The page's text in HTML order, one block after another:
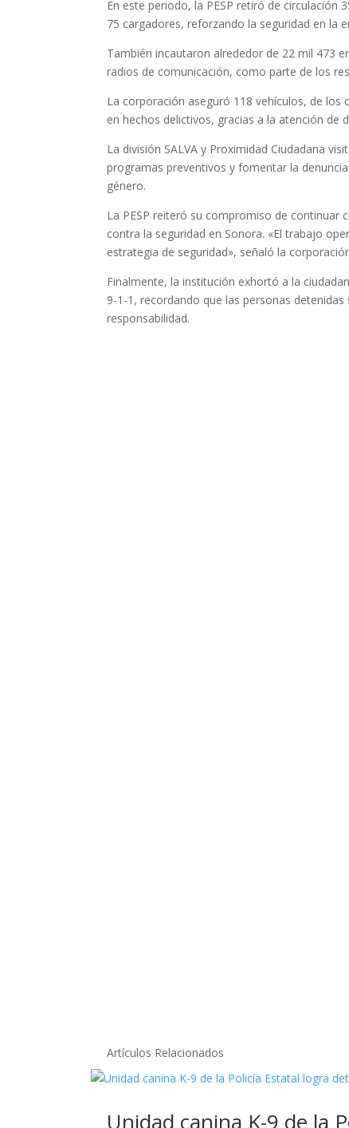
En este periodo, la PESP retiró de
75 cargadores, reforzando la seguridad en la
También incautaron alrededor de 22 mil 473
radios de comunicación, como parte de los
La corporación aseguró 118 vehículos, de
en hechos delictivos, gracias a la atención de
La división SALVA y Proximidad Ciudadana
programas preventivos y fomentar la
género.
La PESP reiteró su compromiso de continuar
contra la seguridad en Sonora. «El trabajo
estrategia de seguridad», señaló la
Finalmente, la institución exhortó a la
9-1-1, recordando que las personas
responsabilidad.
Artículos Relacionados
Unidad canina K-9 de la